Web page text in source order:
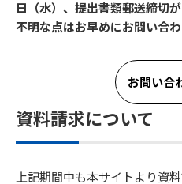
日（水）、提出書類郵送締切
不明な点はお早めにお問い合わ
お問い合
資料請求について
上記期間中も本サイトより資